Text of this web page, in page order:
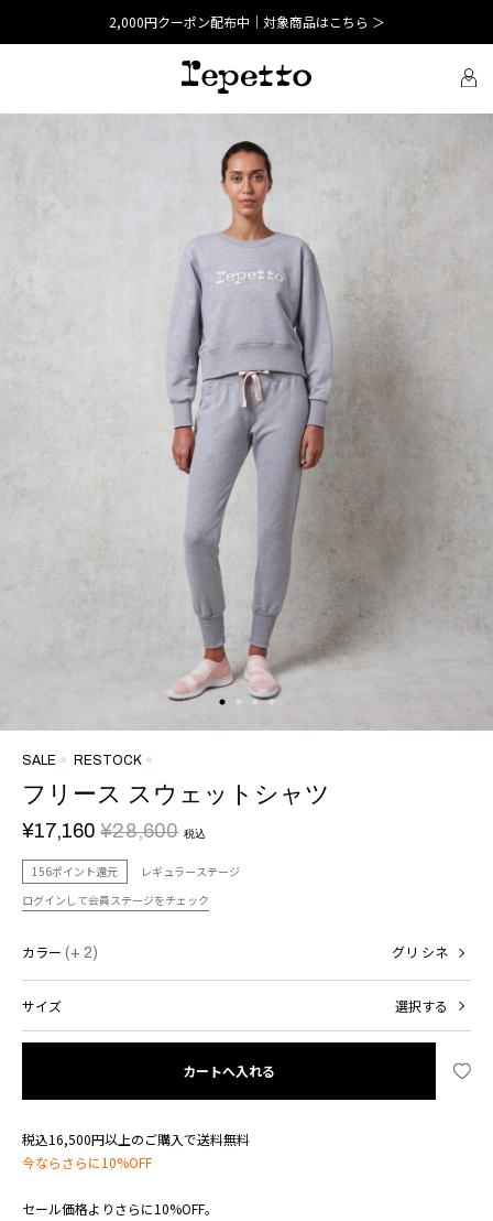
2,000円クーポン配布中｜対象商品はこちら ＞
SALE RESTOCK
フリース スウェットシャツ
¥17,160 ¥28,600 税込
156ポイント還元
レギュラーステージ
ログインして会員ステージをチェック
カラー (+ 2) グリ シネ
サイズ 選択する
カートへ入れる
税込16,500円以上のご購入で送料無料
今ならさらに10%OFF
セール価格よりさらに10%OFF。